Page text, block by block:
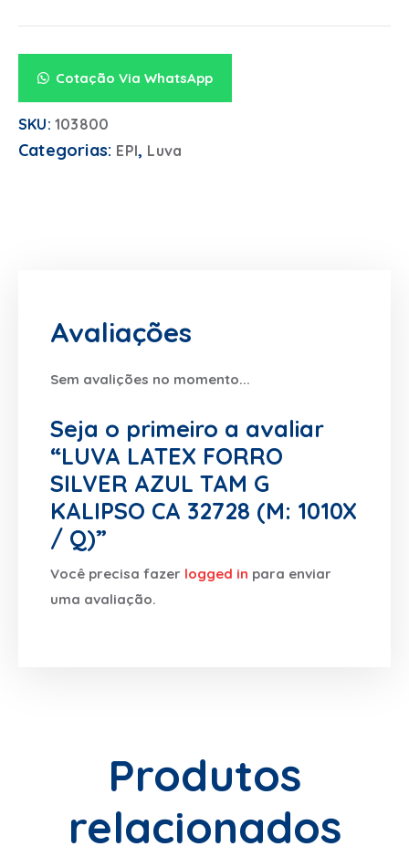
Cotação Via WhatsApp
SKU: 103800
Categorias: EPI, Luva
Avaliações
Sem avalições no momento...
Seja o primeiro a avaliar
“LUVA LATEX FORRO
SILVER AZUL TAM G
KALIPSO CA 32728 (M: 1010X
/ Q)”
Você precisa fazer logged in para enviar
uma avaliação.
Produtos
relacionados